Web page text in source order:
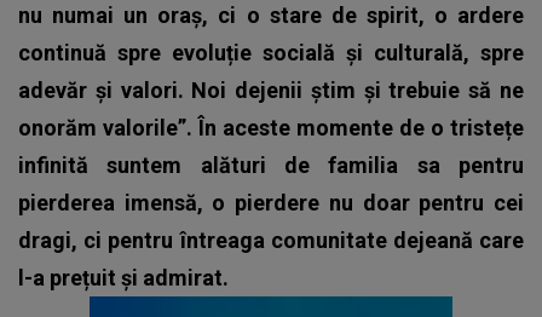
nu numai un oraș, ci o stare de spirit, o ardere
continuă spre evoluție socială și culturală, spre
adevăr și valori. Noi dejenii știm și trebuie să ne
onorăm valorile”. În aceste momente de o tristețe
infinită suntem alături de familia sa pentru
pierderea imensă, o pierdere nu doar pentru cei
dragi, ci pentru întreaga comunitate dejeană care
l-a prețuit și admirat.